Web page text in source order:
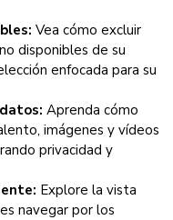
Vea cómo excluir
disponibles de su
enfocada para su
Aprenda cómo
imágenes y vídeos
privacidad y
Explore la vista
navegar por los